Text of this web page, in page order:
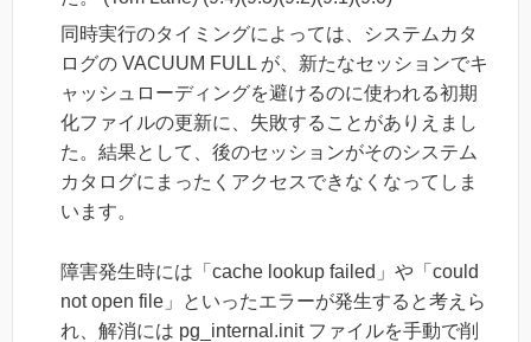
同時実行のタイミングによっては、システムカタ
ログの VACUUM FULL が、新たなセッションでキ
ャッシュローディングを避けるのに使われる初期
化ファイルの更新に、失敗することがありえまし
た。結果として、後のセッションがそのシステム
カタログにまったくアクセスできなくなってしま
います。
障害発生時には「cache lookup failed」や「could
not open file」といったエラーが発生すると考えら
れ、解消には pg_internal.init ファイルを手動で削